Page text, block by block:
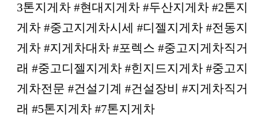
3톤지게차 #현대지게차 #두산지게차 #2톤지
게차 #중고지게차시세 #디젤지게차 #전동지
게차 #지게차대차 #포렉스 #중고지게차직거
래 #중고디젤지게차 #힌지드지게차 #중고지
게차전문 #건설기계 #건설장비 #지게차직거
래 #5톤지게차 #7톤지게차